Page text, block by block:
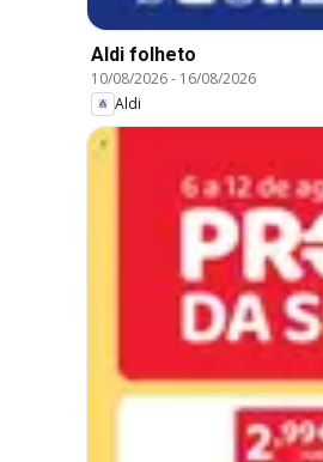
Aldi folheto
10/08/2026- 16/08/2026
Aldi